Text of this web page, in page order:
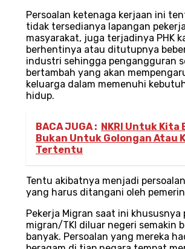
Persoalan ketenaga kerjaan ini
tidak tersedianya lapangan
masyarakat, juga terjadinya PHK
berhentinya atau ditutupnya
industri sehingga pengangguran
bertambah yang akan
keluarga dalam memenuhi
hidup.
BACA JUGA : NKRI Untuk Kita
Bukan Untuk Golongan Atau
Tertentu
Tentu akibatnya menjadi
yang harus ditangani oleh
Pekerja Migran saat ini khususnya
migran/TKI diluar negeri semakin
banyak. Persoalan yang mereka